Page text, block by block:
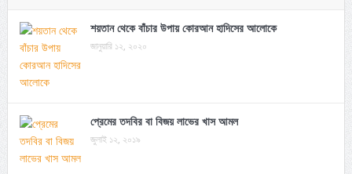
শয়তান থেকে বাঁচার উপায় কোরআন হাদিসের আলোকে
জানুয়ারি ১২, ২০২০
প্রেমের তদবির বা বিজয় লাভের খাস আমল
জুলাই ১২, ২০১৯